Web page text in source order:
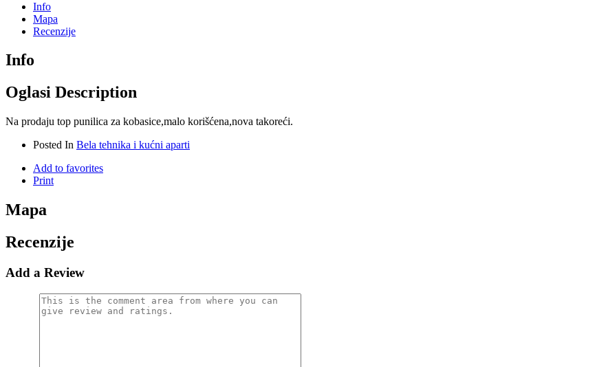
Info
Mapa
Recenzije
Info
Oglasi Description
Na prodaju top punilica za kobasice,malo korišćena,nova takoreći.
Posted In Bela tehnika i kućni aparti
Add to favorites
Print
Mapa
Recenzije
Add a Review